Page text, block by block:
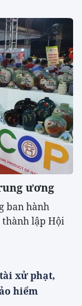
ương
ban hành
thành lập Hội
xử phạt,
hiểm